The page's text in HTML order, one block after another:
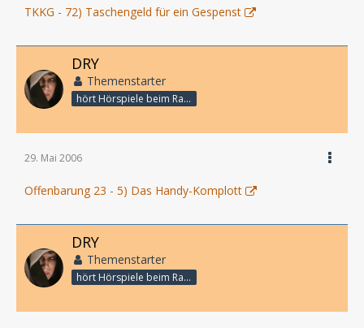
TKKG - 72) Taschengeld für ein Gespenst
DRY
Themenstarter
hört Hörspiele beim Rasenmähen
29. Mai 2006
Offenbarung 23 - 5) Das Handy-Komplott
DRY
Themenstarter
hört Hörspiele beim Rasenmähen